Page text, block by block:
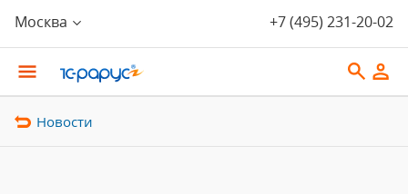
Москва +7 (495) 231-20-02
Новости